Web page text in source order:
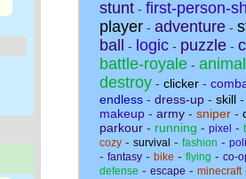
stunt - first-person-
player - adventure -
ball - logic - puzzle -
battle-royale - animal
destroy - clicker -
endless - dress-up - skill -
makeup - army - sniper -
parkour - running - pixel -
cozy - survival - fashion -
- fantasy - bike - flying - co-
defense - escape - minecraft